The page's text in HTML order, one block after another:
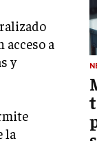
FINANZAS
a
y
la